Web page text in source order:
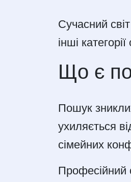
Сучасний
інші категорії
Що є
Пошук
ухиляється
сімейних
Професійний